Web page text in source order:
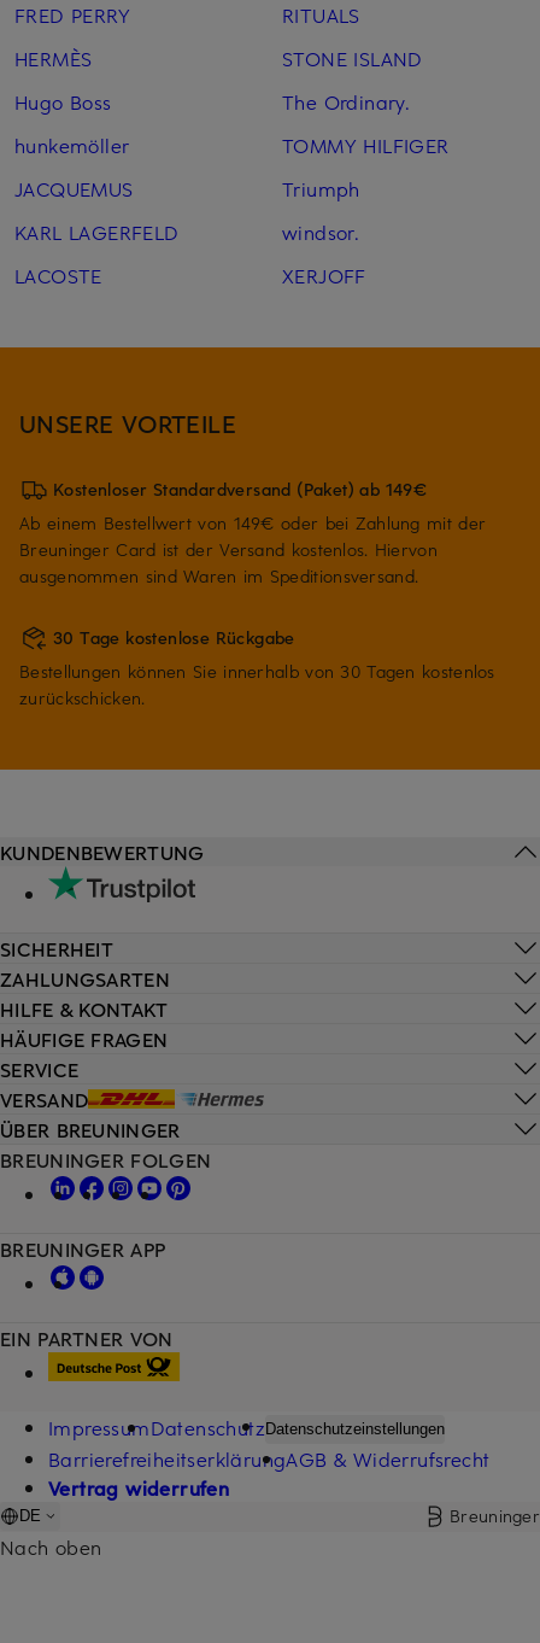
FRED PERRY
HERMÈS
Hugo Boss
hunkemöller
JACQUEMUS
KARL LAGERFELD
LACOSTE
RITUALS
STONE ISLAND
The Ordinary.
TOMMY HILFIGER
Triumph
windsor.
XERJOFF
UNSERE VORTEILE
Kostenloser Standardversand (Paket) ab 149€
Ab einem Bestellwert von 149€ oder bei Zahlung mit der
Breuninger Card ist der Versand kostenlos. Hiervon
ausgenommen sind Waren im Speditionsversand.
30 Tage kostenlose Rückgabe
Bestellungen können Sie innerhalb von 30 Tagen kostenlos
zurückschicken.
HILFE & KONTAKT
HÄUFIGE FRAGEN
SERVICE
VERSAND
KUNDENBEWERTUNG
SICHERHEIT
ZAHLUNGSARTEN
ÜBER BREUNINGER
EIN PARTNER VON
BREUNINGER FOLGEN
BREUNINGER APP
ImpressumDatenschutz Datenschutzeinstellungen
BarrierefreiheitserklärungAGB & Widerrufsrecht
Vertrag widerrufen
DE Breuninger
Nach oben